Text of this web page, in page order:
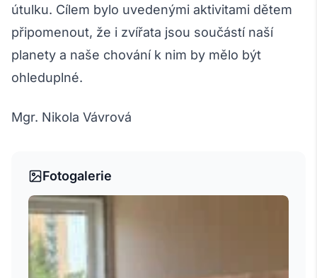
útulku. Cílem bylo uvedenými aktivitami dětem
připomenout, že i zvířata jsou součástí naší
planety a naše chování k nim by mělo být
ohleduplné.
Mgr. Nikola Vávrová
Fotogalerie